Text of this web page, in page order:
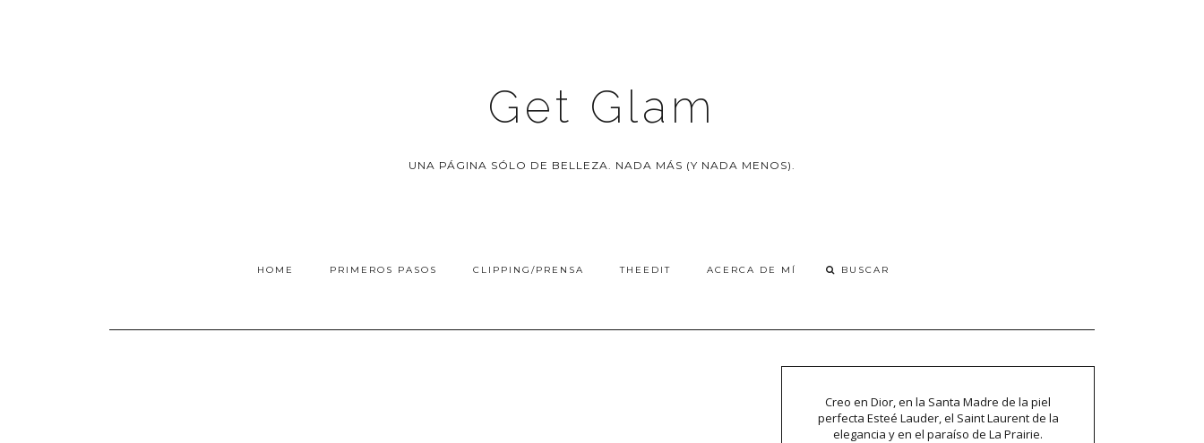
Get Glam
UNA PÁGINA SÓLO DE BELLEZA. NADA MÁS (Y NADA MENOS).
HOME PRIMEROS PASOS CLIPPING/PRENSA THEEDIT ACERCA DE MÍ
Creo en Dior, en la Santa Madre de la piel
perfecta Esteé Lauder, el Saint Laurent de la
elegancia y en el paraíso de La Prairie.